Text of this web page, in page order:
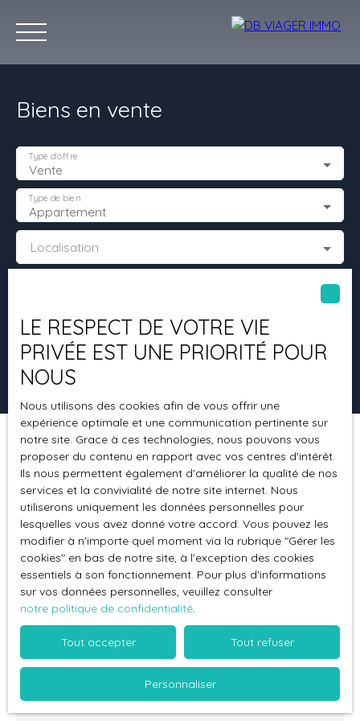
ACHETER VIAGERS VENTE A TERME
Biens en vente
Vente
Type d'offre
Appartement
Type de bien
Localisation
Surface min (m²)
Pertinence Créer une alerte
87 200
LE RESPECT DE VOTRE VIE
PRIVÉE EST UNE PRIORITÉ POUR
NOUS
Nous utilisons des cookies afin de vous offrir une
expérience optimale et une communication pertinente sur
notre site. Grace à ces technologies, nous pouvons vous
proposer du contenu en rapport avec vos centres d'intérêt.
Ils nous permettent également d'améliorer la qualité de nos
services et la convivialité de notre site internet. Nous
utiliserons uniquement les données personnelles pour
lesquelles vous avez donné votre accord. Vous pouvez les
modifier à n'importe quel moment via la rubrique ″Gérer les
cookies″ en bas de notre site, à l'exception des cookies
essentiels à son fonctionnement. Pour plus d'informations
sur vos données personnelles, veuillez consulter
notre politique de confidentialité.
Tout accepter Tout refuser
Personnaliser